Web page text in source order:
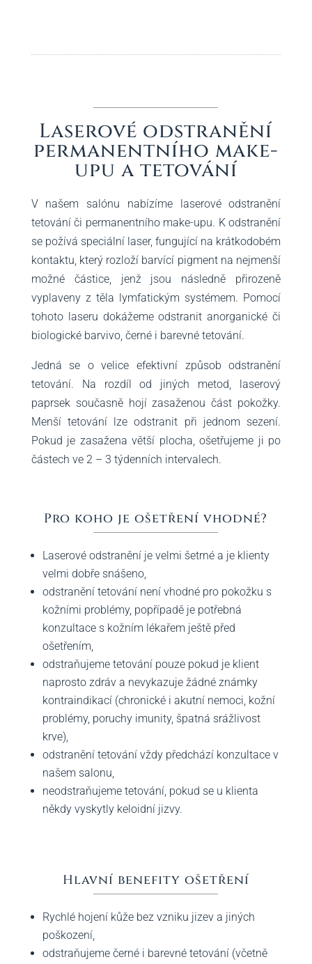
Laserové odstranění
permanentního make-
upu a tetování
V našem salónu nabízíme laserové odstranění
tetování či permanentního make-upu. K odstranění
se požívá speciální laser, fungující na krátkodobém
kontaktu, který rozloží barvící pigment na nejmenší
možné částice, jenž jsou následně přirozeně
vyplaveny z těla lymfatickým systémem. Pomocí
tohoto laseru dokážeme odstranit anorganické či
biologické barvivo, černé i barevné tetování.
Jedná se o velice efektivní způsob odstranění
tetování. Na rozdíl od jiných metod, laserový
paprsek současně hojí zasaženou část pokožky.
Menší tetování lze odstranit při jednom sezení.
Pokud je zasažena větší plocha, ošetřujeme ji po
částech ve 2 – 3 týdenních intervalech.
Pro koho je ošetření vhodné?
Laserové odstranění je velmi šetrné a je klienty
velmi dobře snášeno,
odstranění tetování není vhodné pro pokožku s
kožními problémy, popřípadě je potřebná
konzultace s kožním lékařem ještě před
ošetřením,
odstraňujeme tetování pouze pokud je klient
naprosto zdráv a nevykazuje žádné známky
kontraindikací (chronické i akutní nemoci, kožní
problémy, poruchy imunity, špatná srážlivost
krve),
odstranění tetování vždy předchází konzultace v
našem salonu,
neodstraňujeme tetování, pokud se u klienta
někdy vyskytly keloidní jizvy.
Hlavní benefity ošetření
Rychlé hojení kůže bez vzniku jizev a jiných
poškození,
odstraňujeme černé i barevné tetování (včetně